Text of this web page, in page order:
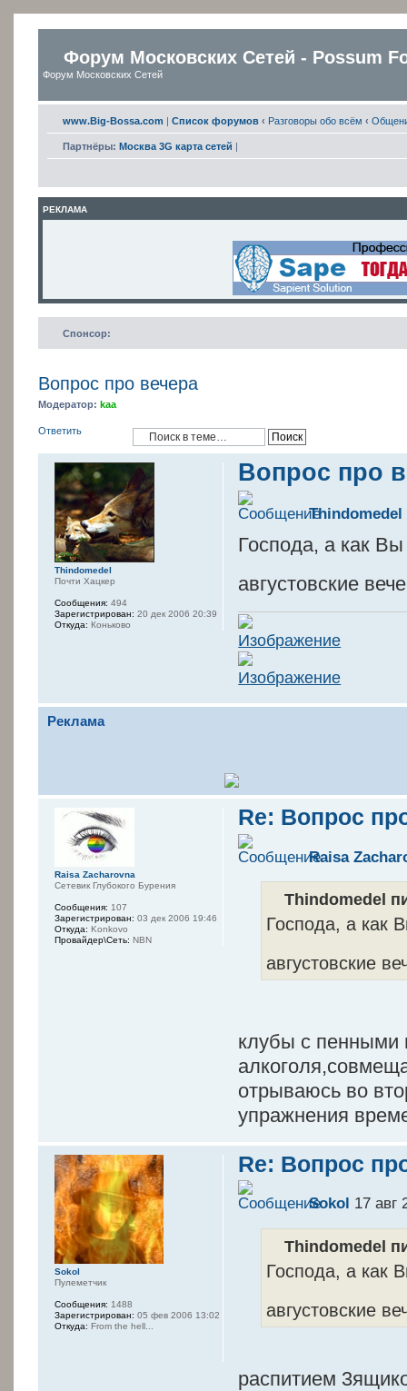
Форум Московских Сетей - Possum
Форум Московских Сетей
www.Big-Bossa.com | Список форумов ‹ Разговоры обо всём ‹
Партнёры: Москва 3G карта сетей |
РЕКЛАМА
Спонсор:
Вопрос про вечера
Модератор: kaa
Ответить
Вопрос про
Thindomedel
Господа, а как
августовские
Thindomedel
Почти Хацкер
Сообщения: 494
Зарегистрирован: 20 дек 2006 20:39
Откуда: Коньково
Реклама
Re: Вопрос
Raisa
Thindomedel
Господа, а как
августовские
клубы с пенными
отрываюсь во
упражнения
Raisa Zacharovna
Сетевик Глубокого Бурения
Сообщения: 107
Зарегистрирован: 03 дек 2006 19:46
Откуда: Konkovo
Провайдер\Сеть: NBN
Re: Вопрос
Sokol 17 авг
Thindomedel
Господа, а как
августовские
распитием
Sokol
Пулеметчик
Сообщения: 1488
Зарегистрирован: 05 фев 2006 13:02
Откуда: From the hell...